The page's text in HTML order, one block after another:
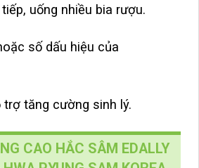
uống nhiều bia rượu.
số dấu hiệu của
trợ tăng cường sinh lý.
CAO HẮC SÂM EDALLY